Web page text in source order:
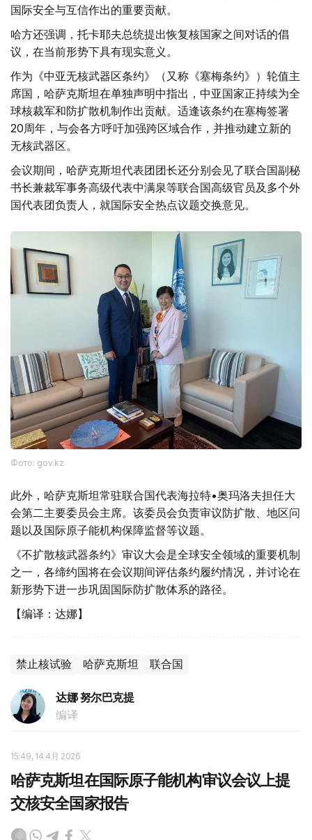
国际安全与互信作出的重要贡献。
哈方还强调，托卡耶夫总统提出恢复核国家之间对话的倡
议，在当前形势下具有现实意义。
作为《中亚无核武器区条约》（又称《塞梅条约》）轮值主
席国，哈萨克斯坦在单独声明中指出，中亚国家正持续为全
球核裁军和防扩散机制作出贡献。适逢该条约在塞梅签署
20周年，与会各方呼吁加强跨区域合作，并推动建立新的
无核武器区。
会议期间，哈萨克斯坦代表团团长还分别会见了联合国副秘
书长兼裁军事务高级代表中满泉等联合国高级官员及多个外
国代表团负责人，就国际安全热点议题交换意见。
Фото: gov.kz
此外，哈萨克斯坦常驻联合国代表海拉特•奥玛洛夫担任大
会第二主要委员会主席。该委员会负责审议防扩散、地区问
题以及国际原子能机构保障监督等议题。
《不扩散核武器条约》审议大会是全球安全领域的重要机制
之一，各缔约国将在会议期间评估条约履约情况，并讨论在
新形势下进一步巩固国际防扩散体系的路径。
【编译：达娜】
禁止核试验 哈萨克斯坦 联合国
达娜 努尔巴克提
编译
15:49, 14 4月 2026
哈萨克斯坦在国际原子能机构审议会议上提
交核安全国家报告